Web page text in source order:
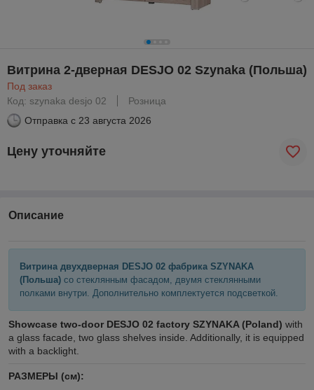
Витрина 2-дверная DESJO 02 Szynaka (Польша)
Под заказ
Код: szynaka desjo 02
Розница
Отправка с 23 августа 2026
Цену уточняйте
Описание
Витрина двухдверная DESJO 02 фабрика SZYNAKA
(Польша) со стеклянным фасадом, двумя стеклянными
полками внутри. Дополнительно комплектуется подсветкой.
Showcase two-door DESJO 02 factory SZYNAKA (Poland) with
a glass facade, two glass shelves inside. Additionally, it is equipped
with a backlight.
РАЗМЕРЫ (см):